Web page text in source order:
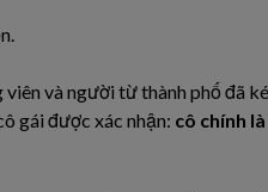
viên và người từ thành phố đã
gái được xác nhận: cô chính